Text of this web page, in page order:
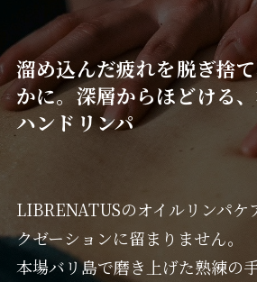
溜め込んだ疲れを脱ぎ捨
かに。深層からほどける
ハンドリンパ
LIBRENATUSのオイルリンパケ
クゼーションに留まりません。
本場バリ島で磨き上げた熟練の